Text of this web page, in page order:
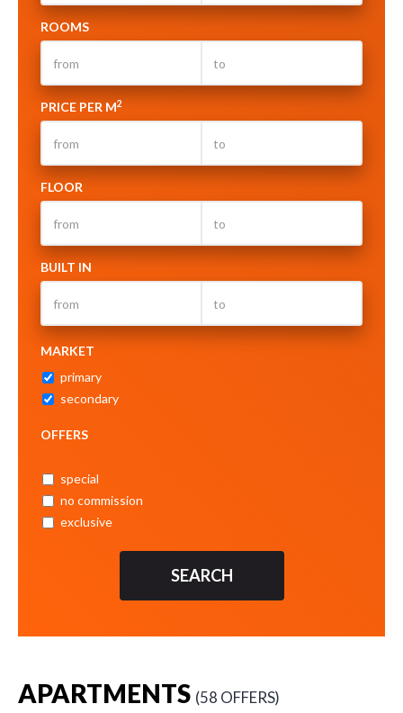
ROOMS
PRICE PER M2
FLOOR
BUILT IN
MARKET
primary
secondary
OFFERS
special
no commission
exclusive
APARTMENTS 58 OFFERS